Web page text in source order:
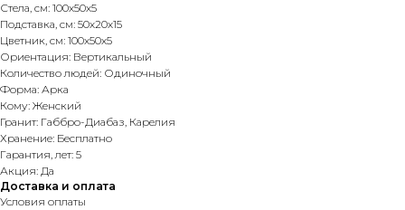
Стела, см: 100х50х5
Подставка, см: 50х20х15
Цветник, см: 100х50х5
Ориентация: Вертикальный
Количество людей: Одиночный
Форма: Арка
Кому: Женский
Гранит: Габбро-Диабаз, Карелия
Хранение: Бесплатно
Гарантия, лет: 5
Акция: Да
Доставка и оплата
Условия оплаты